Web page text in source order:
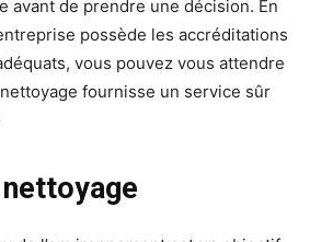
avant de prendre une décision. En
possède les accréditations
vous pouvez vous attendre
fournisse un service sûr